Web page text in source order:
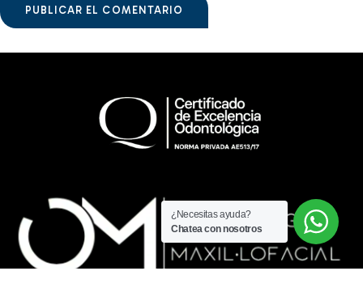
PUBLICAR EL COMENTARIO
¿Necesitas ayuda?
Chatea con nosotros